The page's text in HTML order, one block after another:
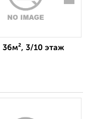
36м², 3/10 этаж